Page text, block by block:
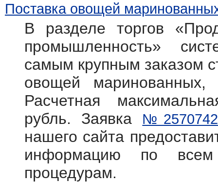
Поставка овощей
В разделе торгов
промышленность»
самым крупным заказом
овощей маринованных,
Расчетная
рубль. Заявка
нашего сайта
информацию по всем
процедурам.